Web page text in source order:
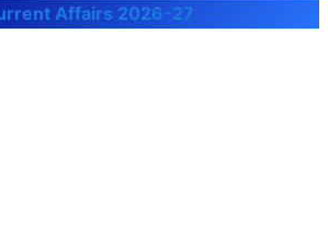
Affairs 2026-27